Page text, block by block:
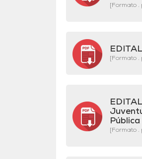
[Formato .
[Formato .
Pública
[Formato .